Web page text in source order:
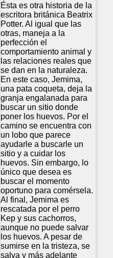
Ésta es otra historia de la
escritora británica Beatrix
Potter. Al igual que las
otras, maneja a la
perfección el
comportamiento animal y
las relaciones reales que
se dan en la naturaleza.
En este caso, Jemima,
una pata coqueta, deja la
granja engalanada para
buscar un sitio donde
poner los huevos. Por el
camino se encuentra con
un lobo que parece
ayudarle a buscarle un
sitio y a cuidar los
huevos. Sin embargo, lo
único que desea es
buscar el momento
oportuno para comérsela.
Al final, Jemima es
rescatada por el perro
Kep y sus cachorros,
aunque no puede salvar
los huevos. A pesar de
sumirse en la tristeza, se
salva y más adelante